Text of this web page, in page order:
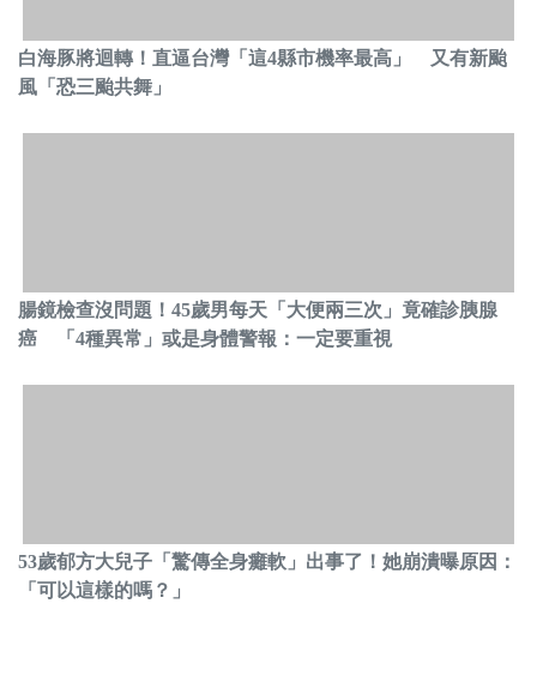
白海豚將迴轉！直逼台灣「這4縣市機率最高」 又有新颱
風「恐三颱共舞」
腸鏡檢查沒問題！45歲男每天「大便兩三次」竟確診胰腺
癌 「4種異常」或是身體警報：一定要重視
53歲郁方大兒子「驚傳全身癱軟」出事了！她崩潰曝原因：
「可以這樣的嗎？」